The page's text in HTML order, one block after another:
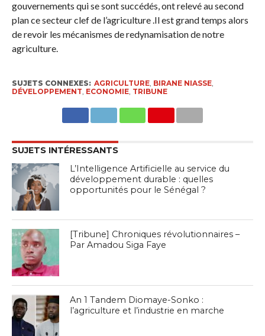
gouvernements qui se sont succédés, ont relevé au second
plan ce secteur clef de l’agriculture .Il est grand temps alors
de revoir les mécanismes de redynamisation de notre
agriculture.
SUJETS CONNEXES: AGRICULTURE, BIRANE NIASSE,
DÉVELOPPEMENT ECONOMIE, TRIBUNE
SUJETS INTÉRESSANTS
L’Intelligence Artificielle au service du
développement durable : quelles
opportunités pour le Sénégal ?
[Tribune] Chroniques révolutionnaires –
Par Amadou Siga Faye
An 1 Tandem Diomaye-Sonko :
l’agriculture et l’industrie en marche